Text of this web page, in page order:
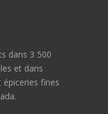
dans 3 500
et dans
épiceries fines